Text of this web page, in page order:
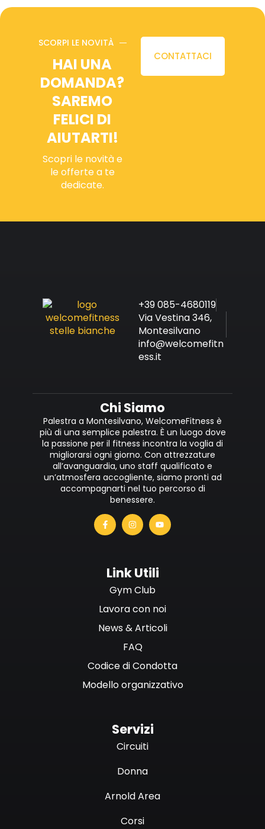
SCORPI LE NOVITÀ
HAI UNA
DOMANDA?
SAREMO
FELICI DI
AIUTARTI!
Scopri le novità e
le offerte a te
dedicate.
CONTATTACI
+39 085-4680119
Via Vestina 346,
Montesilvano
info@welcomefitn
ess.it
Chi Siamo
Palestra a Montesilvano, WelcomeFitness è
più di una semplice palestra. È un luogo dove
la passione per il fitness incontra la voglia di
migliorarsi ogni giorno. Con attrezzature
all’avanguardia, uno staff qualificato e
un’atmosfera accogliente, siamo pronti ad
accompagnarti nel tuo percorso di
benessere.
Link Utili
Gym Club
Lavora con noi
News & Articoli
FAQ
Codice di Condotta
Modello organizzativo
Servizi
Circuiti
Donna
Arnold Area
Corsi